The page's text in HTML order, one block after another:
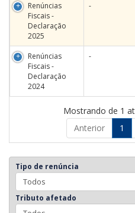
Renúncias
Fiscais -
Declaração
2025
-
Renúncias
Fiscais -
Declaração
2024
-
Mostrando de 1
Anterior
1
Tipo de renúncia
Tributo afetado